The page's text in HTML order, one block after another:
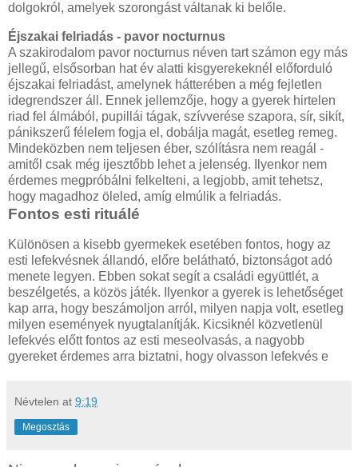
dolgokról, amelyek szorongást váltanak ki belőle.
Éjszakai felriadás - pavor nocturnus
A szakirodalom pavor nocturnus néven tart számon egy más
jellegű, elsősorban hat év alatti kisgyerekeknél előforduló
éjszakai felriadást, amelynek hátterében a még fejletlen
idegrendszer áll. Ennek jellemzője, hogy a gyerek hirtelen
riad fel álmából, pupillái tágak, szívverése szapora, sír, sikít,
pánikszerű félelem fogja el, dobálja magát, esetleg remeg.
Mindeközben nem teljesen éber, szólításra nem reagál -
amitől csak még ijesztőbb lehet a jelenség. Ilyenkor nem
érdemes megpróbálni felkelteni, a legjobb, amit tehetsz,
hogy magadhoz öleled, amíg elmúlik a felriadás.
Fontos esti rituálé
Különösen a kisebb gyermekek esetében fontos, hogy az
esti lefekvésnek állandó, előre belátható, biztonságot adó
menete legyen. Ebben sokat segít a családi együttlét, a
beszélgetés, a közös játék. Ilyenkor a gyerek is lehetőséget
kap arra, hogy beszámoljon arról, milyen napja volt, esetleg
milyen események nyugtalanítják. Kicsiknél közvetlenül
lefekvés előtt fontos az esti meseolvasás, a nagyobb
gyereket érdemes arra biztatni, hogy olvasson lefekvés e
Névtelen at 9:19
Megosztás